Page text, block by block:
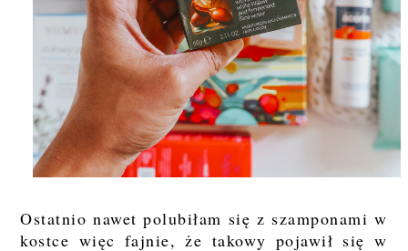
Ostatnio nawet polubiłam się z szamponami w
kostce więc fajnie, że takowy pojawił się w